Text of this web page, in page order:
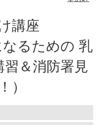
講座
なるための 乳
習＆消防署見
）